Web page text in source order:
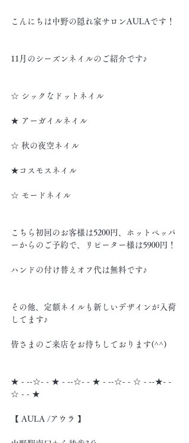
こんにちは中野の隠れ家サロンAULAです！
11月のシーズンネイルのご紹介です♪
☆ シックなドットネイル
★ アーガイルネイル
☆ 秋の夜空ネイル
★コスモスネイル
☆ モードネイル
こちら初回のお客様は5200円、ホットペッパ
ーからのご予約で、リピーター様は5900円！
ハンドの付け替えオフ代は無料です♪
その他、定額ネイルも新しいデザインが入荷
してます♪
皆さまのご来店をお待ちしております(^^)
★ - --☆- - ★ - --☆- - ★ - --☆- - ☆ - --★- -
☆ - - ★
【 AULA /アウラ 】